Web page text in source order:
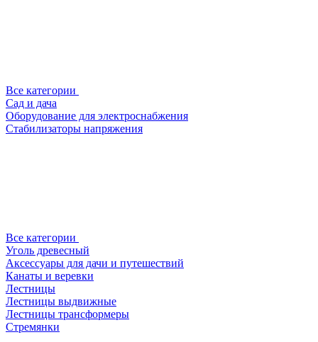
Все категории
Сад и дача
Оборудование для электроснабжения
Стабилизаторы напряжения
Все категории
Уголь древесный
Аксессуары для дачи и путешествий
Канаты и веревки
Лестницы
Лестницы выдвижные
Лестницы трансформеры
Стремянки